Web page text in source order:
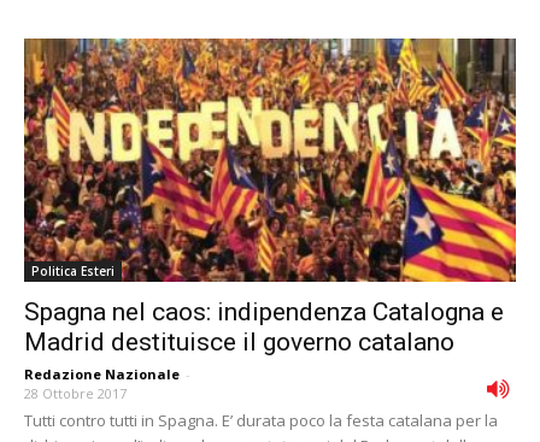
Politica Esteri
Spagna nel caos: indipendenza Catalogna e
Madrid destituisce il governo catalano
Redazione Nazionale -
28 Ottobre 2017
Tutti contro tutti in Spagna. E’ durata poco la festa catalana per la